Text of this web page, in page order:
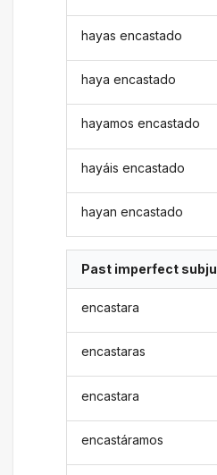
hayas encastado
haya encastado
hayamos encastado
hayáis encastado
hayan encastado
Past imperfect
encastara
encastaras
encastara
encastáramos